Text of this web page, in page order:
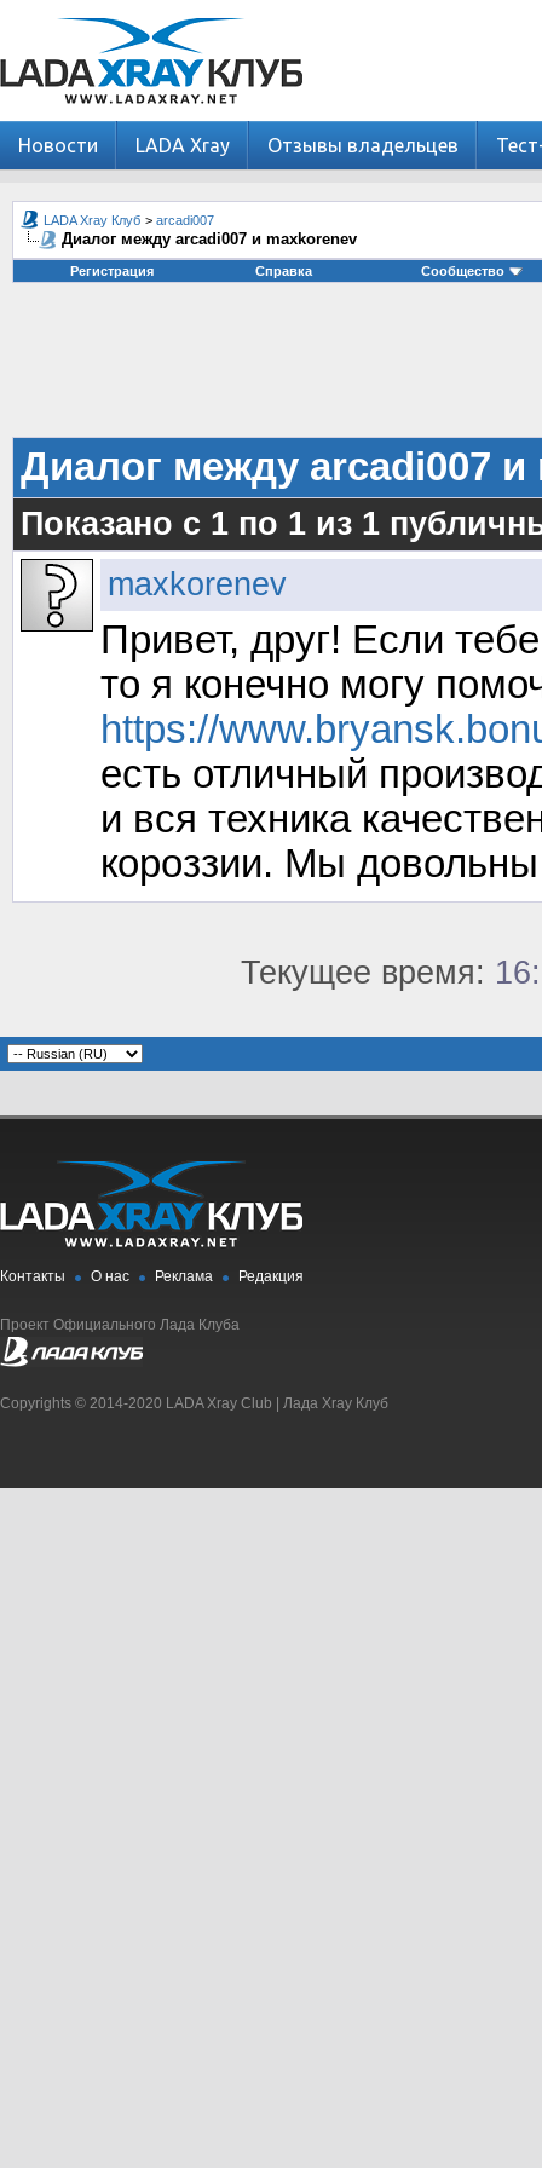
Новости LADA Xray Отзывы владельцев
LADA Xray Клуб > arcadi007
Диалог между arcadi007 и maxkorenev
Регистрация Справка Сообщество
Диалог между arcadi007 и
Показано с 1 по 1 из 1
maxkorenev
Привет, друг! Если
то я конечно могу
https://
есть отличный
и вся техника
короззии. Мы
Текущее время:
Контакты О нас Реклама Редакция
Проект Официального Лада Клуба
Copyrights © 2014-2020 LADA Xray Club | Лада Xray Клуб